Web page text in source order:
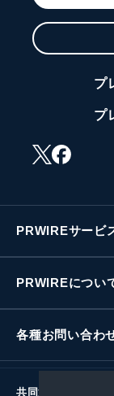
プ
プ
PRWIREサービ
PRWIREについ
各種お問い合わ
共同通信社グループ